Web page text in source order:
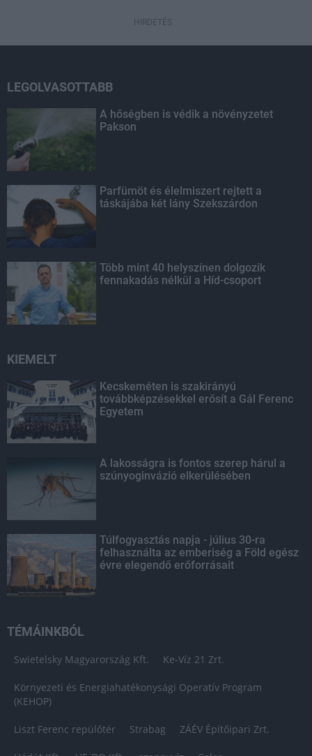
HIRDETÉS
LEGOLVASOTTABB
A hőségben is védik a növényzetet
Pakson
Parfümöt és élelmiszert rejtett a
táskájába két lány Szekszárdon
Több mint 40 helyszínen dolgozik
fennakadás nélkül a Híd-csoport
KIEMELT
Kecskeméten is szakirányú
továbbképzésekkel erősít a Gál Ferenc
Egyetem
A lakosságra is fontos szerep hárul a
szúnyoginvázió elkerülésében
Túlfogyasztás napja - július 30-ra
felhasználta az emberiség a Föld egész
évre elegendő erőforrásait
TÉMÁINKBÓL
Swietelsky Magyarország Kft. Ke-Víz 21 Zrt.
Környezeti és Energiahatékonysági Operatív Program
(KEHOP)
Liszt Ferenc repülőtér Strabag ZÁÉV Építőipari Zrt.